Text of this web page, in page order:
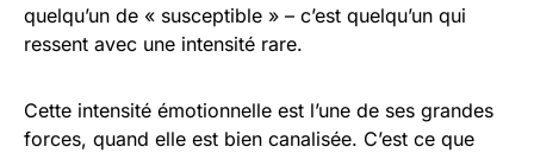
quelqu’un de « susceptible » – c’est quelqu’un qui
ressent avec une intensité rare.
Cette intensité émotionnelle est l’une de ses grandes
forces, quand elle est bien canalisée. C’est ce que